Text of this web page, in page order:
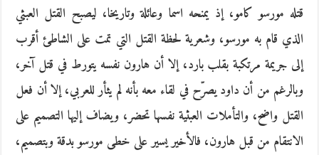
قتله مورسو كامو، إذ يمنحه اسما وعائلة وتاريخا، ليصبح القتل العبثي
الذي قام به مورسو، وشعرية لحظة القتل التي تمت على الشاطئ أقرب
إلى جريمة مرتكبة بقلب بارد، إلا أن هارون نفسه يتورط في قتل آخر،
وبالرغم من أن داود يصرّح في لقاء معه بأنه لم يثأر للعربي، إلا أن فعل
القتل واضح، والتأملات العبثية نفسها تحضر، ويضاف إليها التصميم على
الانتقام من قبل هارون، فالأخير يسير على خطى مورسو بدقة وبتصميم،